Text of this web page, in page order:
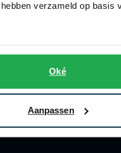
verzameld op basis
Oké
Aanpassen